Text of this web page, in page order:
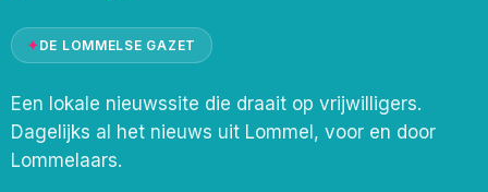
✦DE LOMMELSE GAZET
Een lokale nieuwssite die draait op vrijwilligers.
Dagelijks al het nieuws uit Lommel, voor en door
Lommelaars.